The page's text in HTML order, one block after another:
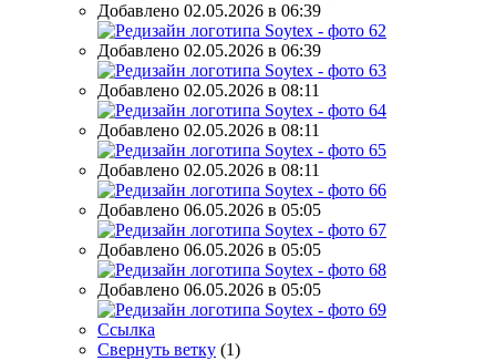
Добавлено 02.05.2026 в 06:39
Добавлено 02.05.2026 в 06:39
Добавлено 02.05.2026 в 08:11
Добавлено 02.05.2026 в 08:11
Добавлено 02.05.2026 в 08:11
Добавлено 06.05.2026 в 05:05
Добавлено 06.05.2026 в 05:05
Добавлено 06.05.2026 в 05:05
Ссылка
Свернуть ветку (1)